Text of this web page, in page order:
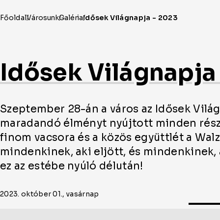
Idősek
Szeptember 28-án a város az Idősek
maradandó élményt nyújtott minden
finom vacsora és a közös együttlét a
mindenkinek, aki eljött, és
ez az estébe nyúló délután!
2023. október 01., vasárnap